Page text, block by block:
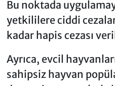
Bu noktada
yetkililere ciddi
kadar hapis cezası
Ayrıca, evcil
sahipsiz hayvan